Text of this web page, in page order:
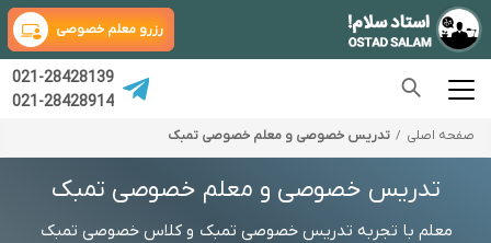
رزرو معلم خصوصی
021-28428139
021-28428914
صفحه اصلی تدریس خصوصی و معلم خصوصی تمبک
تدریس خصوصی و معلم خصوصی تمبک
معلم با تجربه تدریس خصوصی تمبک و کلاس خصوصی تمبک